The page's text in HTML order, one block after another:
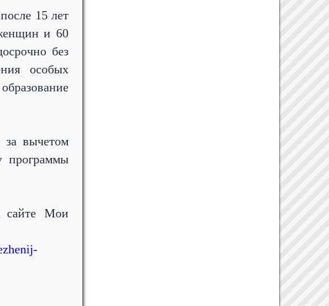
15 лет
и 60
без
особых
за вычетом
программы
сайте Мои